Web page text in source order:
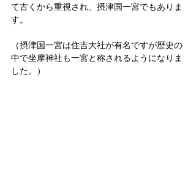
て古くから重視され、摂津国一宮でもありま
す。
（摂津国一宮は住吉大社が有名ですが歴史の
中で坐摩神社も一宮と称されるようになりま
した。）